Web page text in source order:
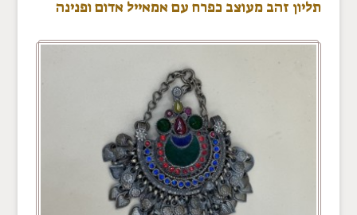
תליון זהב מעוצב כפרח עם אמאייל אדום ופנינה